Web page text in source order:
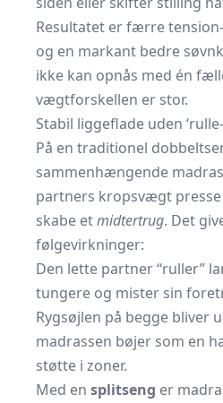
Resultatet er færre
og en markant bedre
ikke kan opnås med én
vægtforskellen er stor.
Stabil liggeflade uden
På en traditionel
sammenhængende
partners kropsvægt
skabe etmidtertrug. Det
følgevirkninger:
Den lette partner “ruller”
tungere og mister sin
Rygsøjlen på begge bliver
madrassen bøjer som en
støtte i zoner.
Med en splitseng er